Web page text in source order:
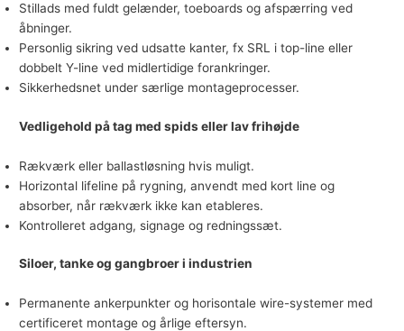
Stillads med fuldt gelænder, toeboards og afspærring ved
åbninger.
Personlig sikring ved udsatte kanter, fx SRL i top-line eller
dobbelt Y-line ved midlertidige forankringer.
Sikkerhedsnet under særlige montageprocesser.
Vedligehold på tag med spids eller lav frihøjde
Rækværk eller ballastløsning hvis muligt.
Horizontal lifeline på rygning, anvendt med kort line og
absorber, når rækværk ikke kan etableres.
Kontrolleret adgang, signage og redningssæt.
Siloer, tanke og gangbroer i industrien
Permanente ankerpunkter og horisontale wire-systemer med
certificeret montage og årlige eftersyn.